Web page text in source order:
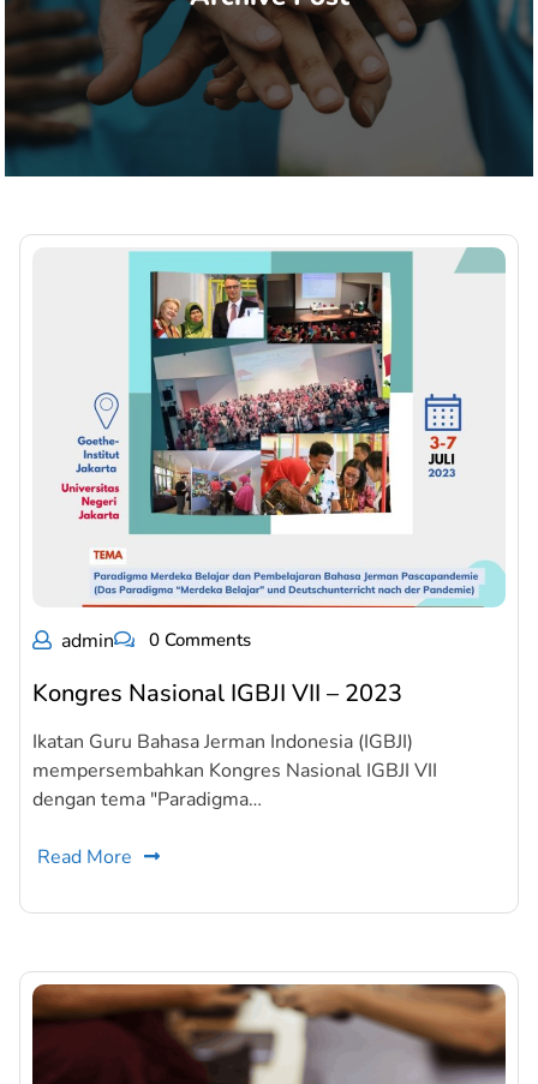
admin 0 Comments
Kongres Nasional IGBJI VII – 2023
Ikatan Guru Bahasa Jerman Indonesia (IGBJI)
mempersembahkan Kongres Nasional IGBJI VII
dengan tema "Paradigma…
Read More